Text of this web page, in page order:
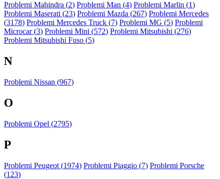
Problemi Mahindra (2) Problemi Man (4) Problemi Marlin (1)
Problemi Maserati (23) Problemi Mazda (267) Problemi Mercedes
(3178) Problemi Mercedes Truck (7) Problemi MG (5) Problemi
Microcar (3) Problemi Mini (572) Problemi Mitsubishi (276)
Problemi Mitsubishi Fuso (5)
N
Problemi Nissan (967)
O
Problemi Opel (2795)
P
Problemi Peugeot (1974) Problemi Piaggio (7) Problemi Porsche
(123)